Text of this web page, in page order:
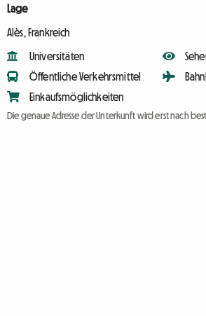
Lage
Alès, Frankreich
Universitäten
Öffentliche Verkehrsmittel
Einkaufsmöglichkeiten
Die genaue Adresse der Unterkunft wird erst nach